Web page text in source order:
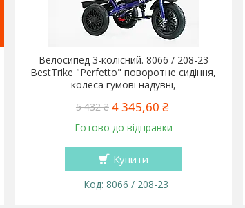
Велосипед 3-колісний. 8066 / 208-23
BestTrike "Perfetto" поворотне сидіння,
колеса гумові надувні,
5 432 ₴ 4 345,60 ₴
Готово до відправки
Купити
8066 / 208-23